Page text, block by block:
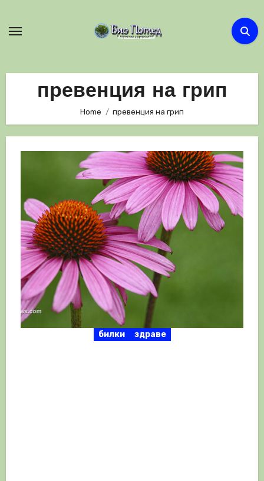
превенция на грип
Home превенция на грип
билки здраве